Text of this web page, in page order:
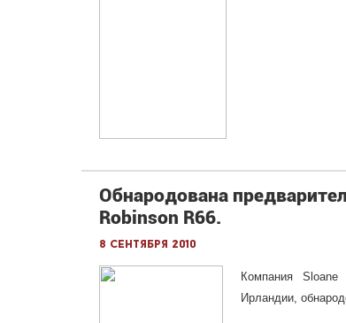
Обнародована
Robinson R66.
8 сентября 2010
Компания
Ирландии,